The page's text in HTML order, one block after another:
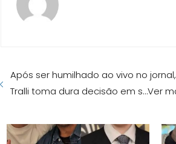
Após ser humilhado ao vivo no
Tralli toma dura decisão em s…Ver